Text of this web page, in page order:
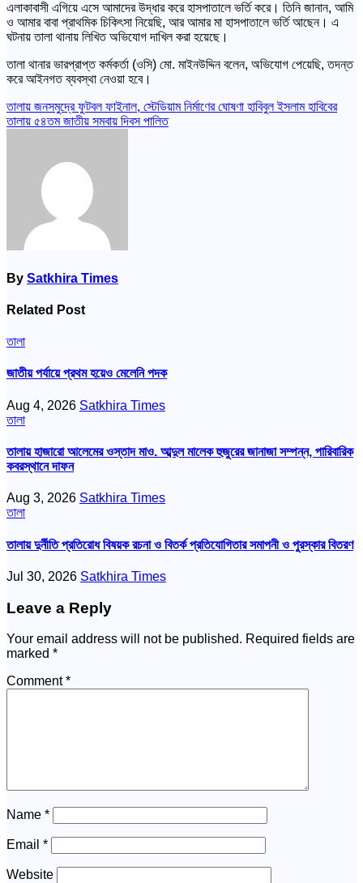
এলাকাবাসী এগিয়ে এসে আমাদের উদ্ধার করে হাসপাতালে ভর্তি করে। তিনি জানান, আমি
ও আমার বাবা প্রাথমিক চিকিৎসা নিয়েছি, আর আমার মা হাসপাতালে ভর্তি আছেন। এ
ঘটনায় তালা থানায় লিখিত অভিযোগ দাখিল করা হয়েছে।
তালা থানার ভারপ্রাপ্ত কর্মকর্তা (ওসি) মো. মাইনউদ্দিন বলেন, অভিযোগ পেয়েছি, তদন্ত
করে আইনগত ব্যবস্থা নেওয়া হবে।
Post
navigation
তালায় জনসমুদ্রে ফুটবল ফাইনাল, স্টেডিয়াম নির্মাণের ঘোষণা হাবিবুল ইসলাম হাবিবের
তালায় ৫৪তম জাতীয় সমবায় দিবস পালিত
By Satkhira Times
Related Post
তালা
জাতীয় পর্যায়ে প্রথম হয়েও মেলেনি পদক
Aug 4, 2026 Satkhira Times
তালা
তালায় হাজারো আলেমের ওস্তাদ মাও. আব্দুল মালেক হুজুরের জানাজা সম্পন্ন, পারিবারিক
কবরস্থানে দাফন
Aug 3, 2026 Satkhira Times
তালা
তালায় দুর্নীতি প্রতিরোধ বিষয়ক রচনা ও বিতর্ক প্রতিযোগিতার সমাপনী ও পুরস্কার বিতরণ
Jul 30, 2026 Satkhira Times
Leave a Reply
Your email address will not be published. Required fields are
marked *
Comment*
Name *
Email *
Website